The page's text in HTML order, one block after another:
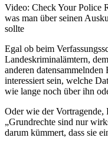
Video: Check Your Police
was man über seinen
sollte
Egal ob beim
Landeskriminalämtern,
anderen
interessiert sein, welche
wie lange noch über ihn
Oder wie der Vortragende,
„Grundrechte sind nur
darum kümmert, dass sie